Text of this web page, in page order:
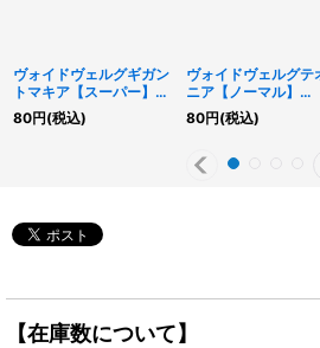
ヴォイドヴェルグギガン
トマキア【スーパー】
{RD/5TH1-JP094}
《RDフュージョン》
80円(税込)
ヴォイドヴェルグテ
ニア【ノーマル】
{RD/KP13-JP039}
《RDフュージョン》
80円(税込)
【在庫数について】